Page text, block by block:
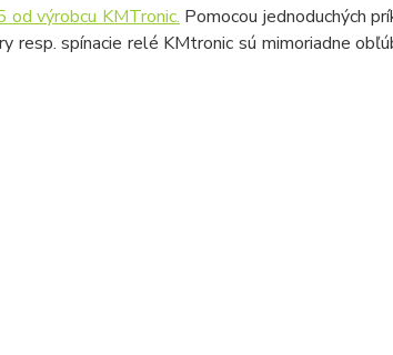
od výrobcu KMTronic. Pomocou jednoduchých
spínacie relé KMtronic sú mimoriadne